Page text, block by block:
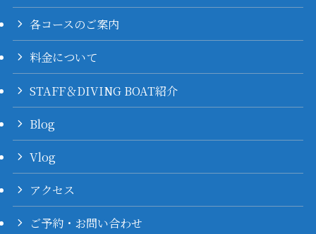
各コースのご案内
料金について
STAFF＆DIVING BOAT紹介
Blog
Vlog
アクセス
ご予約・お問い合わせ